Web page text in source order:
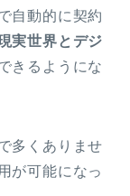
自動的に契約
現実世界とデジ
きるようにな
多くありませ
が可能になっ